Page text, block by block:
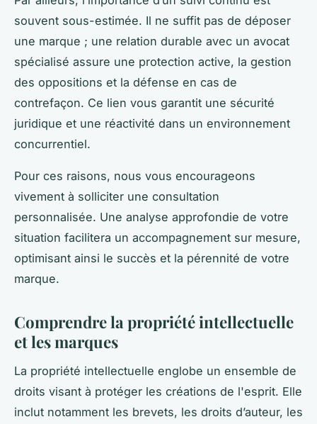
souvent sous-estimée. Il ne suffit pas de déposer
une marque ; une relation durable avec un avocat
spécialisé assure une protection active, la gestion
des oppositions et la défense en cas de
contrefaçon. Ce lien vous garantit une sécurité
juridique et une réactivité dans un environnement
concurrentiel.
Pour ces raisons, nous vous encourageons
vivement à solliciter une consultation
personnalisée. Une analyse approfondie de votre
situation facilitera un accompagnement sur mesure,
optimisant ainsi le succès et la pérennité de votre
marque.
Comprendre la propriété intellectuelle
et les marques
La propriété intellectuelle englobe un ensemble de
droits visant à protéger les créations de l'esprit. Elle
inclut notamment les brevets, les droits d’auteur, les